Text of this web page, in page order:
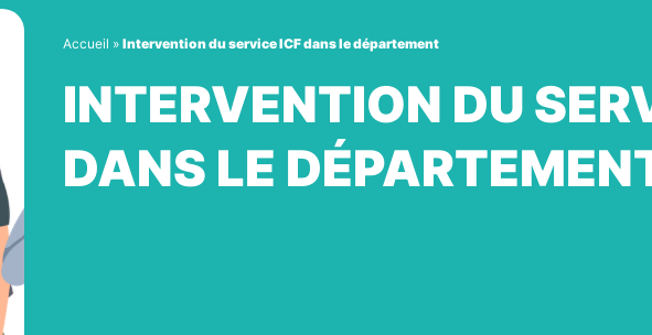
Accueil » Intervention du service ICF dans le département
INTERVENTION DU
DANS LE